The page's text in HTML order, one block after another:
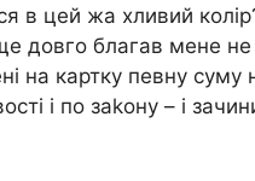
в цей жа хливий
довго благав мене
на картку певну суму
і по заkону – і